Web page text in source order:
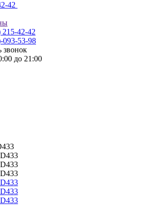
42
215-42-42
093-53-98
звонок
до 21:00